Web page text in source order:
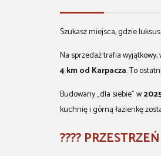
Szukasz miejsca, gdzie
Na sprzedaż trafia
4 km od Karpacza. To
Budowany „dla siebie” w
kuchnię i górną łazienkę
????